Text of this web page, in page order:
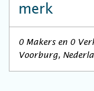
merk
0 Makers en 0
Voorburg,